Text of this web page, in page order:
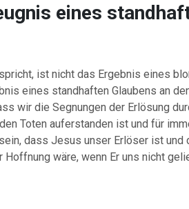
eines
ist nicht das Ergebnis eines
eines standhaften Glaubens an
wir die Segnungen der Erlösung
Toten auferstanden ist und für
dass Jesus unser Erlöser ist und
wäre, wenn Er uns nicht